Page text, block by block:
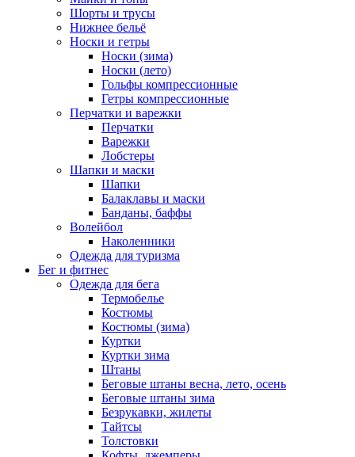
Шорты и трусы
Нижнее бельё
Носки и гетры
Носки (зима)
Носки (лето)
Гольфы компрессионные
Гетры компрессионные
Перчатки и варежки
Перчатки
Варежки
Лобстеры
Шапки и маски
Шапки
Балаклавы и маски
Банданы, баффы
Волейбол
Наколенники
Одежда для туризма
Бег и фитнес
Одежда для бега
Термобелье
Костюмы
Костюмы (зима)
Куртки
Куртки зима
Штаны
Беговые штаны весна, лето, осень
Беговые штаны зима
Безрукавки, жилеты
Тайтсы
Толстовки